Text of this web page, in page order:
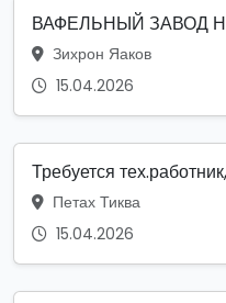
ВАФЕЛЬНЫЙ ЗАВОД
Зихрон Яаков
15.04.2026
Требуется
Петах Тиква
15.04.2026